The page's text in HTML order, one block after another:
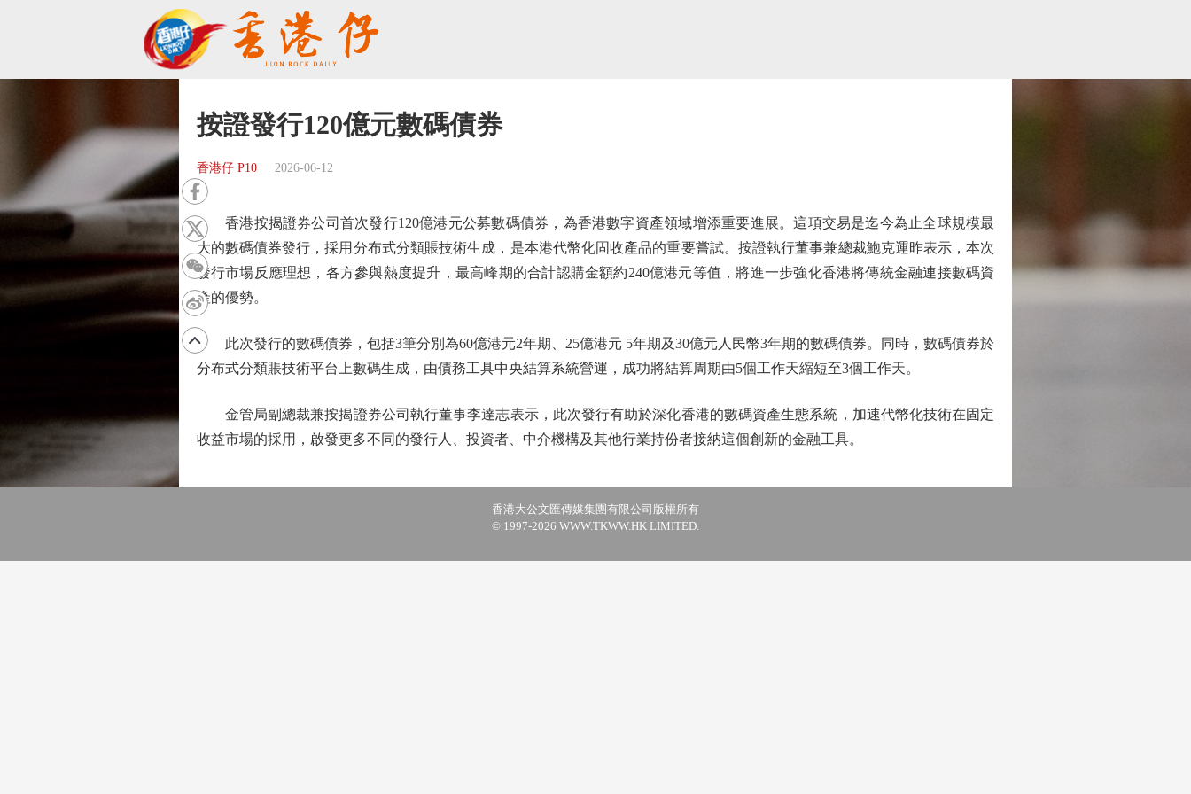
按證發行120億元數碼債券
香港仔 P10 2026-06-12
香港按揭證券公司首次發行120億港元公募數碼債券，為香港數字資產領域增添重要進展。這項交易是迄今為止全球規模最
大的數碼債券發行，採用分布式分類賬技術生成，是本港代幣化固收產品的重要嘗試。按證執行董事兼總裁鮑克運昨表示，本次
發行市場反應理想，各方參與熱度提升，最高峰期的合計認購金額約240億港元等值，將進一步強化香港將傳統金融連接數碼資
產的優勢。
此次發行的數碼債券，包括3筆分別為60億港元2年期、25億港元 5年期及30億元人民幣3年期的數碼債券。同時，數碼債券於
分布式分類賬技術平台上數碼生成，由債務工具中央結算系統營運，成功將結算周期由5個工作天縮短至3個工作天。
金管局副總裁兼按揭證券公司執行董事李達志表示，此次發行有助於深化香港的數碼資產生態系統，加速代幣化技術在固定
收益市場的採用，啟發更多不同的發行人、投資者、中介機構及其他行業持份者接納這個創新的金融工具。
香港大公文匯傳媒集團有限公司版權所有
© 1997-2026 WWW.TKWW.HK LIMITED.